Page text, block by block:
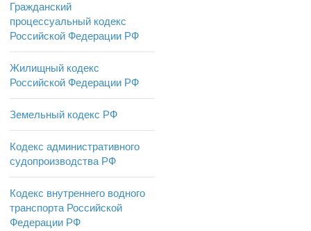
Гражданский
процессуальный кодекс
Российской Федерации РФ
Жилищный кодекс
Российской Федерации РФ
Земельный кодекс РФ
Кодекс административного
судопроизводства РФ
Кодекс внутреннего водного
транспорта Российской
Федерации РФ